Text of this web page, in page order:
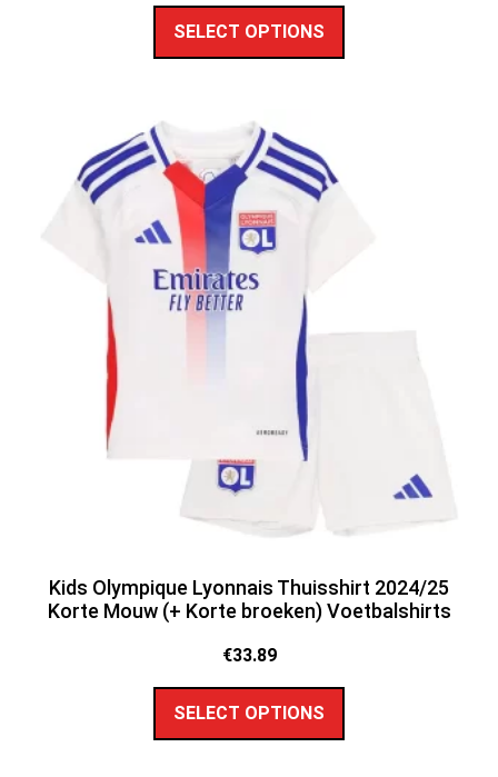
SELECT OPTIONS
Kids Olympique Lyonnais Thuisshirt 2024/25
Korte Mouw (+ Korte broeken) Voetbalshirts
€33.89
SELECT OPTIONS